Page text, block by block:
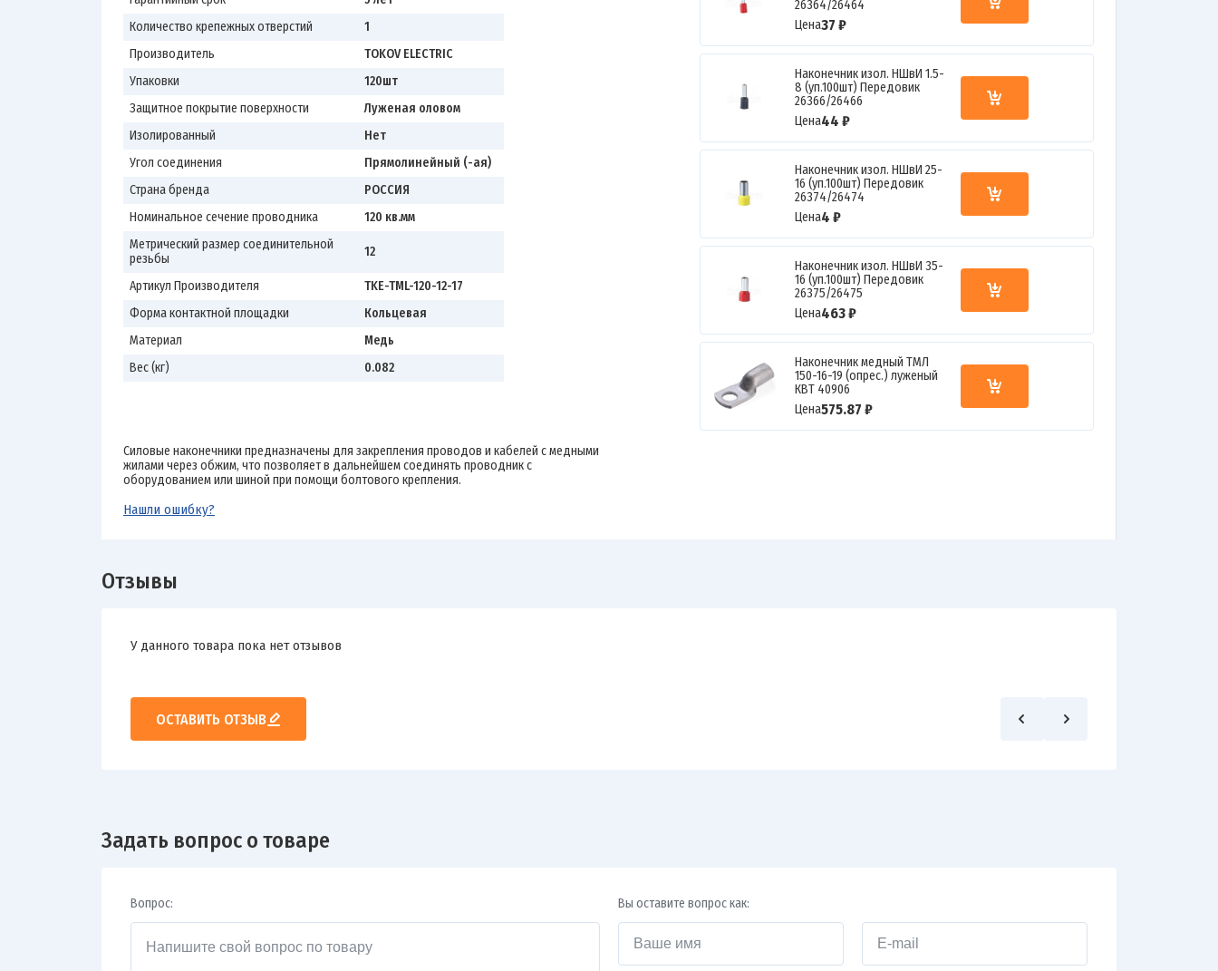
Количество крепежных отверстий
1
Производитель
TOKOV ELECTRIC
Упаковки
120шт
Защитное покрытие поверхности
Луженая оловом
Изолированный
Нет
Угол соединения
Прямолинейный (-ая)
Страна бренда
РОССИЯ
Номинальное сечение проводника
120 кв.мм
Метрический размер соединительной
резьбы
12
Артикул Производителя
TKE-TML-120-12-17
Форма контактной площадки
Кольцевая
Материал
Медь
Вес (кг)
0.082
Силовые наконечники предназначены для закрепления проводов и кабелей с медными
жилами через обжим, что позволяет в дальнейшем соединять проводник с
оборудованием или шиной при помощи болтового крепления.
26364/26464
Цена37 ₽
Наконечник изол. НШвИ 1.5-
8 (уп.100шт) Передовик
26366/26466
Цена44 ₽
Наконечник изол. НШвИ 25-
16 (уп.100шт) Передовик
26374/26474
Цена4 ₽
Наконечник изол. НШвИ 35-
16 (уп.100шт) Передовик
26375/26475
Цена463 ₽
Наконечник медный ТМЛ
150-16-19 (опрес.) луженый
КВТ 40906
Цена575.87 ₽
Нашли ошибку?
Отзывы
У данного товара пока нет отзывов
ОСТАВИТЬ ОТЗЫВ
Задать вопрос о товаре
Вопрос: Вы оставите вопрос как: